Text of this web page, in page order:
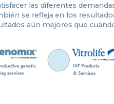
las diferentes
se refleja en los
aún mejores que